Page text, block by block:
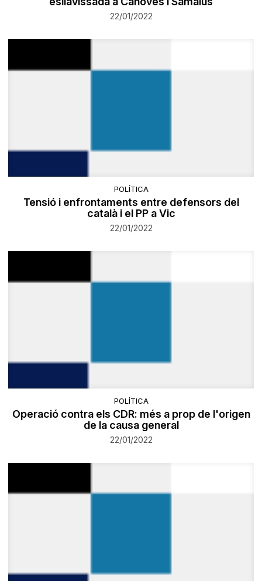
22/01/2022
POLÍTICA
Tensió i enfrontaments entre defensors del
català i el PP a Vic
22/01/2022
POLÍTICA
Operació contra els CDR: més a prop de l'origen
de la causa general
22/01/2022